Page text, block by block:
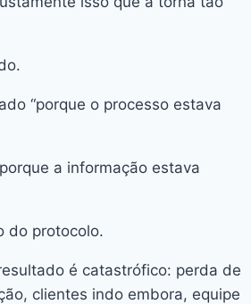
“porque o processo estava
a informação estava
do protocolo.
é catastrófico: perda de
clientes indo embora, equipe